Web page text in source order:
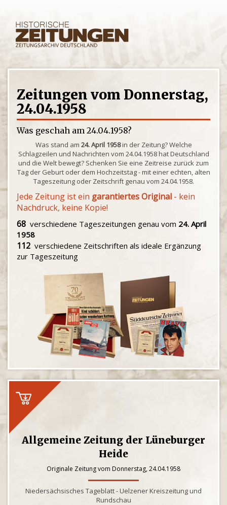
Zeitungen vom Donnerstag,
24.04.1958
Was geschah am 24.04.1958?
Was stand am 24. April 1958in der Zeitung? Welche
Schlagzeilen und Nachrichten vom 24.04.1958 hat Deutschland
und die Welt bewegt? Schenken Sie eine Zeitreise zurück zum
Tag der Geburt oder dem Hochzeitstag - mit einer echten, alten
Tageszeitung oder Zeitschrift genau vom 24.04.1958.
Jede Zeitung ist ein garantiertes Original - kein
Nachdruck, keine Kopie!
68 verschiedene Tageszeitungen genau vom 24. April
1958
112 verschiedene Zeitschriften als ideale Ergänzung
zur Tageszeitung
Allgemeine Zeitung der Lüneburger
Heide
Originale Zeitung vom Donnerstag, 24.04.1958
Niedersächsisches Tageblatt - Uelzener Kreiszeitung und
Rundschau